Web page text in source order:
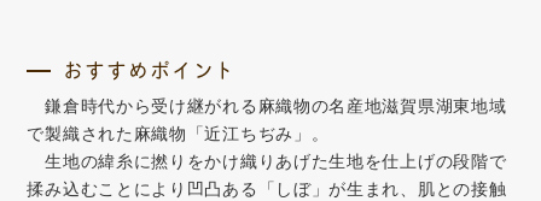
おすすめポイント
鎌倉時代から受け継がれる麻織物の名産地滋賀県湖東地域
で製織された麻織物「近江ちぢみ」。
生地の緯糸に撚りをかけ織りあげた生地を仕上げの段階で
揉み込むことにより凹凸ある「しぼ」が生まれ、肌との接触